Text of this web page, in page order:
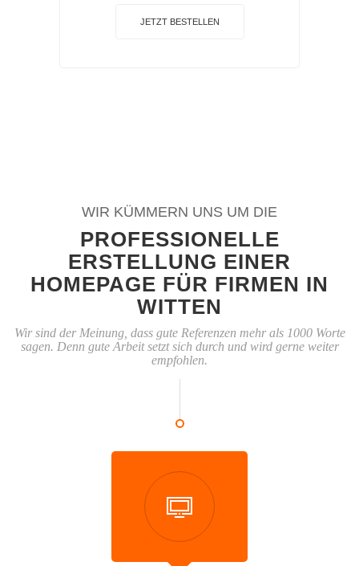
JETZT BESTELLEN
WIR KÜMMERN UNS UM DIE
PROFESSIONELLE
ERSTELLUNG EINER
HOMEPAGE FÜR FIRMEN IN
WITTEN
Wir sind der Meinung, dass gute Referenzen mehr als 1000 Worte
sagen. Denn gute Arbeit setzt sich durch und wird gerne weiter
empfohlen.